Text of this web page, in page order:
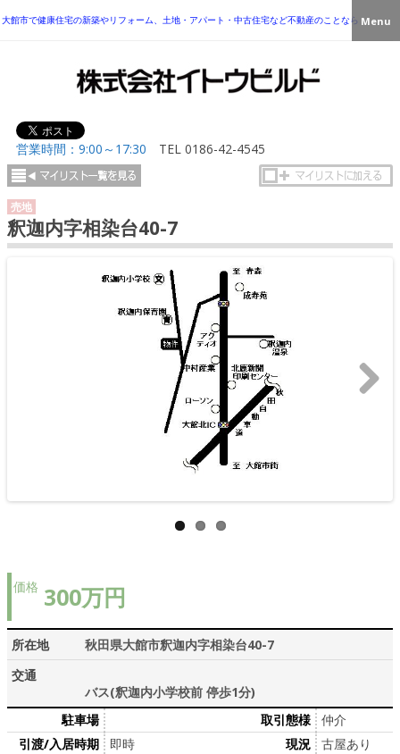
大館市で健康住宅の新築やリフォーム、土地・アパート・中古住宅など不動産のことなら
営業時間：9:00～17:30 TEL 0186-42-4545
Menu
売地
釈迦内字相染台40-7
価格 300万円
所在地
秋田県大館市釈迦内字相染台40-7
交通
バス(釈迦内小学校前 停歩1分)
駐車場
取引態様
仲介
引渡/入居時期
即時 現況
古屋あり